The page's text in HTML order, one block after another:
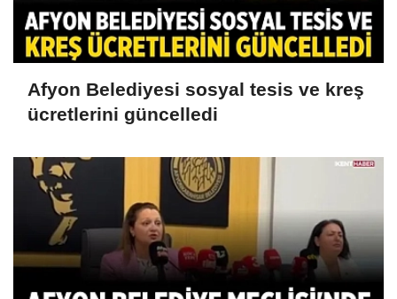
Afyon Belediyesi sosyal tesis ve kreş
ücretlerini güncelledi